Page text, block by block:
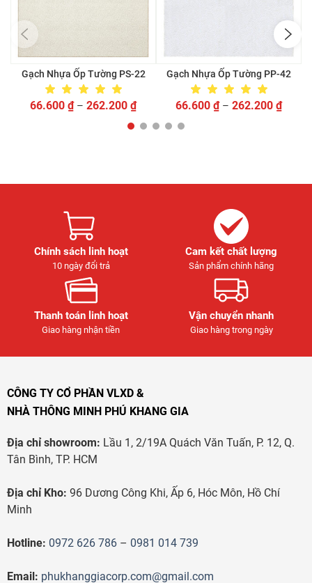
Gạch Nhựa Ốp Tường PS-22
66.600 ₫– 262.200 ₫
Gạch Nhựa Ốp Tường PP-42
66.600 ₫– 262.200 ₫
Chính sách linh hoạt
10 ngày đổi trả
Cam kết chất lượng
Sản phẩm chính hãng
Thanh toán linh hoạt
Giao hàng nhận tiền
Vận chuyển nhanh
Giao hàng trong ngày
CÔNG TY CỔ PHẦN VLXD &
NHÀ THÔNG MINH PHÚ KHANG GIA
Địa chỉ showroom: Lầu 1, 2/19A Quách Văn Tuấn, P. 12, Q.
Tân Bình, TP. HCM
Địa chỉ Kho: 96 Dương Công Khi, Ấp 6, Hóc Môn, Hồ Chí
Minh
Hotline: 0972 626 786 – 0981 014 739
Email: phukhanggiacorp.com@gmail.com